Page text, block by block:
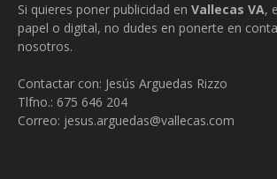
Si quieres poner publicidad en Vallecas VA,
papel o digital, no dudes en ponerte en
nosotros.
Contactar con: Jesús Arguedas Rizzo
Tlfno.: 675 646 204
Correo: jesus.arguedas@vallecas.com